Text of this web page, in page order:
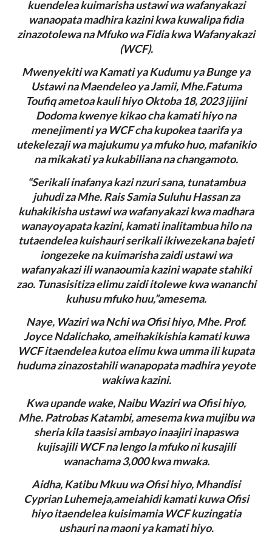
kuendelea kuimarisha ustawi wa wafanyakazi
wanaopata madhira kazini kwa kuwalipa fidia
zinazotolewa na Mfuko wa Fidia kwa Wafanyakazi
(WCF).
Mwenyekiti wa Kamati ya Kudumu ya Bunge ya
Ustawi na Maendeleo ya Jamii, Mhe.Fatuma
Toufiq ametoa kauli hiyo Oktoba 18, 2023 jijini
Dodoma kwenye kikao cha kamati hiyo na
menejimenti ya WCF cha kupokea taarifa ya
utekelezaji wa majukumu ya mfuko huo, mafanikio
na mikakati ya kukabiliana na changamoto.
“Serikali inafanya kazi nzuri sana, tunatambua
juhudi za Mhe. Rais Samia Suluhu Hassan za
kuhakikisha ustawi wa wafanyakazi kwa madhara
wanayoyapata kazini, kamati inalitambua hilo na
tutaendelea kuishauri serikali ikiwezekana bajeti
iongezeke na kuimarisha zaidi ustawi wa
wafanyakazi ili wanaoumia kazini wapate stahiki
zao. Tunasisitiza elimu zaidi itolewe kwa wananchi
kuhusu mfuko huu,”amesema.
Naye, Waziri wa Nchi wa Ofisi hiyo, Mhe. Prof.
Joyce Ndalichako, ameihakikishia kamati kuwa
WCF itaendelea kutoa elimu kwa umma ili kupata
huduma zinazostahili wanapopata madhira yeyote
wakiwa kazini.
Kwa upande wake, Naibu Waziri wa Ofisi hiyo,
Mhe. Patrobas Katambi, amesema kwa mujibu wa
sheria kila taasisi ambayo inaajiri inapaswa
kujisajili WCF na lengo la mfuko ni kusajili
wanachama 3,000 kwa mwaka.
Aidha, Katibu Mkuu wa Ofisi hiyo, Mhandisi
Cyprian Luhemeja,ameiahidi kamati kuwa Ofisi
hiyo itaendelea kuisimamia WCF kuzingatia
ushauri na maoni ya kamati hiyo.